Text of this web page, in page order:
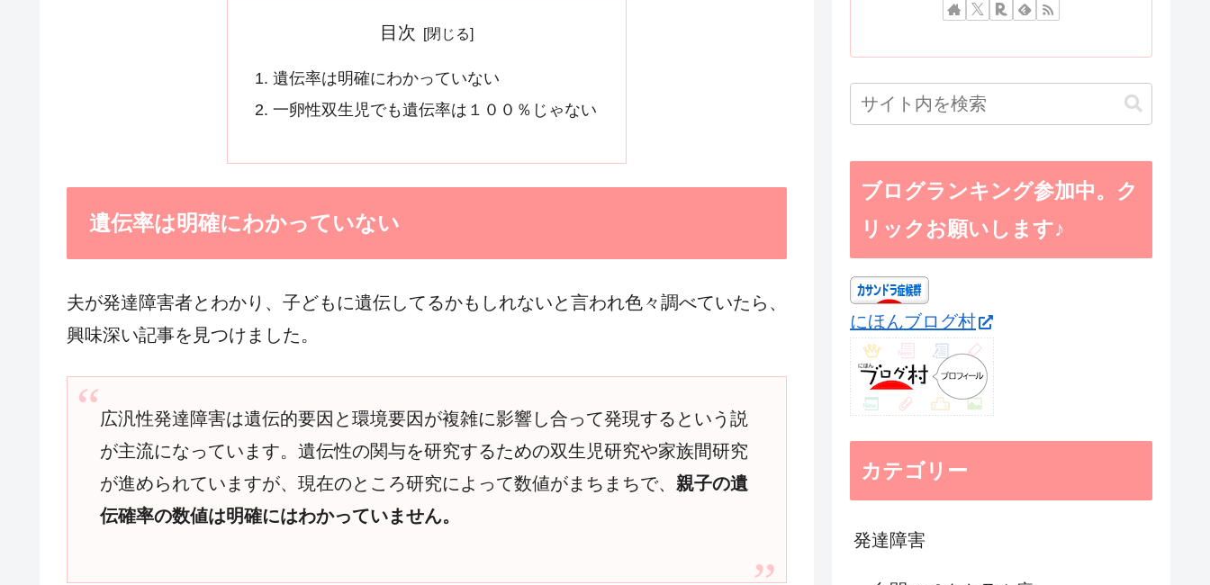
目次
遺伝率は明確にわかっていない
一卵性双生児でも遺伝率は１００％じゃない
遺伝率は明確にわかっていない
夫が発達障害者とわかり、子どもに遺伝してるかもしれないと言われ色々調べていたら、
興味深い記事を見つけました。
広汎性発達障害は遺伝的要因と環境要因が複雑に影響し合って発現するという説
が主流になっています。遺伝性の関与を研究するための双生児研究や家族間研究
が進められていますが、現在のところ研究によって数値がまちまちで、 親子の遺
伝確率の数値は明確にはわかっていません。
ブログランキング参加中。ク
リックお願いします♪
にほんブログ村
カテゴリー
発達障害